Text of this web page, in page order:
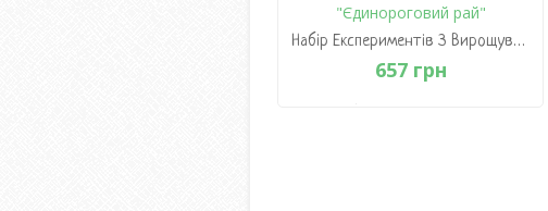
В Кошик
Набір Експериментів З Вирощування Кристалів "Єдинороговий Рай"
657 грн